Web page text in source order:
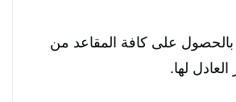
على كافة المقاعد من
العادل لها.